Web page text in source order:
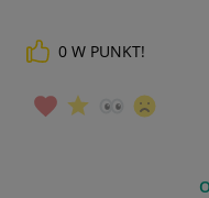
0 W PUNKT!